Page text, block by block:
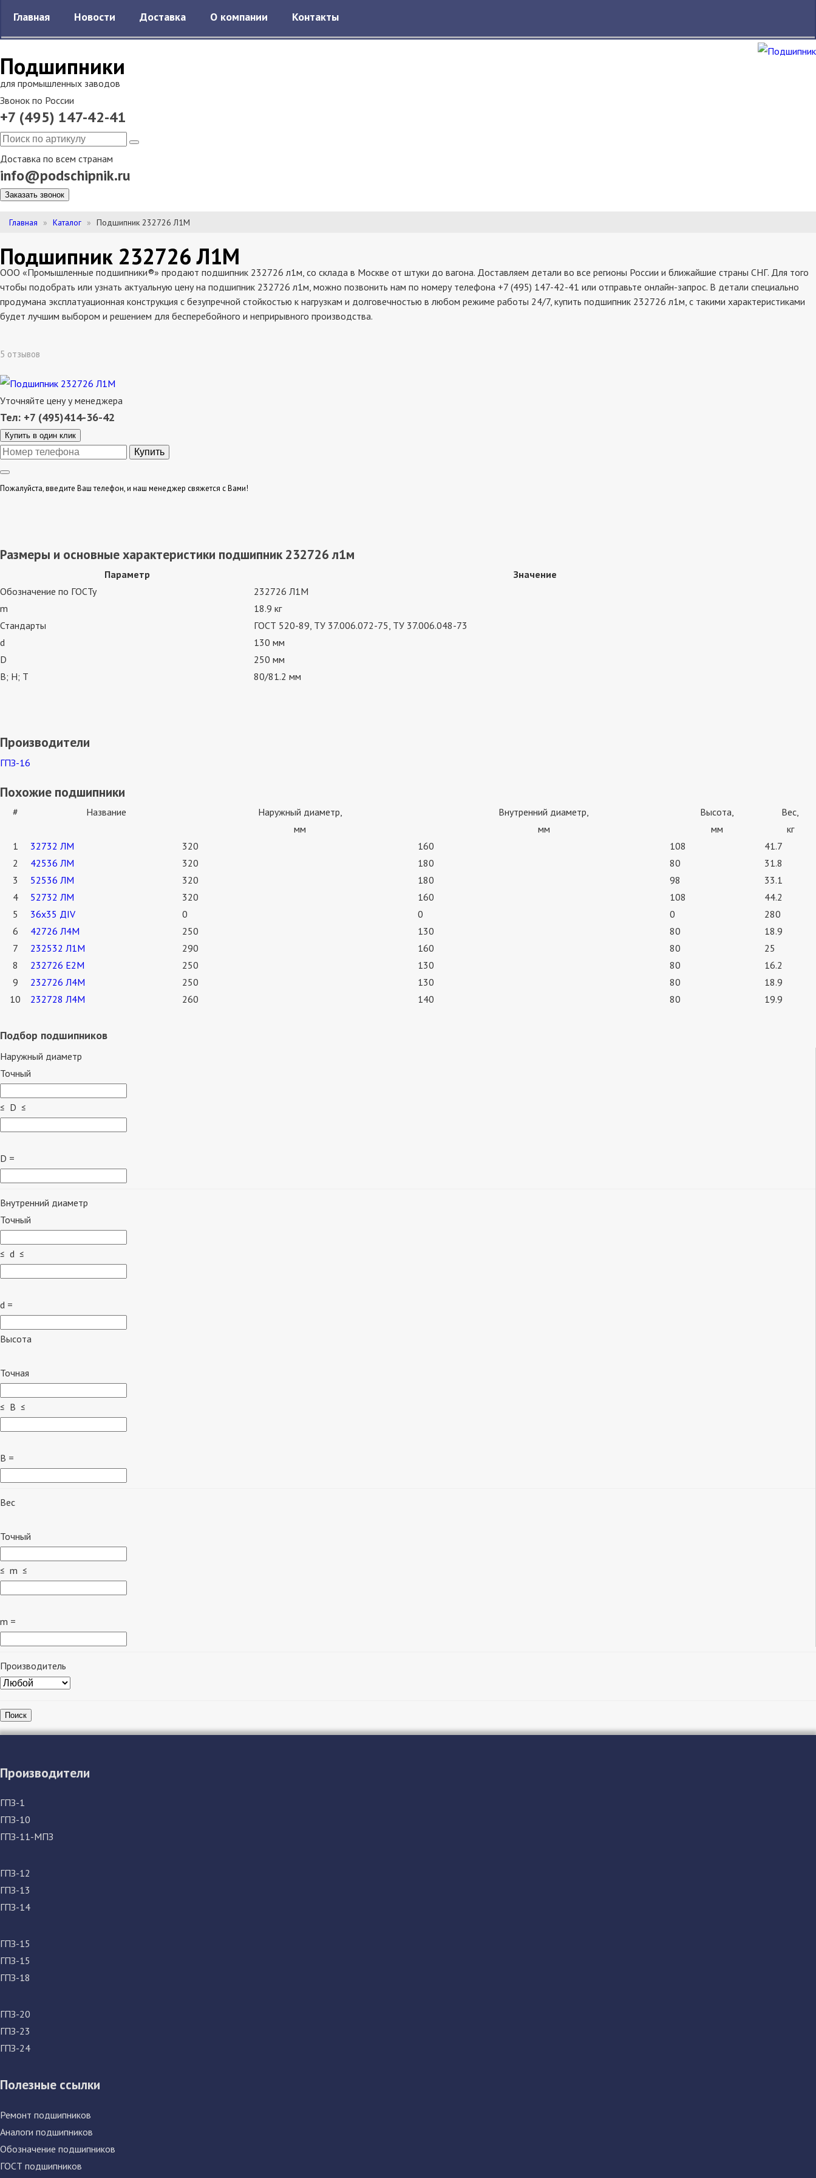
Подшипники
для промышленных заводов
Звонок по России
+7 (495) 147-42-41
Доставка по всем странам
info@podschipnik.ru
Заказать звонок
Главная Новости Доставка О компании Контакты
Главная Каталог Подшипник 232726 Л1М
Подшипник 232726 Л1М
ООО «Промышленные подшипники®» продают подшипник 232726 л1м, со склада в Москве от штуки до вагона. Доставляем детали во все регионы России и ближайшие страны СНГ. Для того
чтобы подобрать или узнать актуальную цену на подшипник 232726 л1м, можно позвонить нам по номеру телефона +7 (495) 147-42-41 или отправьте онлайн-запрос. В детали специально
продумана эксплатуационная конструкция с безупречной стойкостью к нагрузкам и долговечностью в любом режиме работы 24/7, купить подшипник 232726 л1м, с такими характеристиками
будет лучшим выбором и решением для бесперебойного и неприрывного производства.
5 отзывов
Уточняйте цену у менеджера
Тел: +7 (495)414-36-42
Купить в один клик
Пожалуйста, введите Ваш телефон, и наш менеджер свяжется с Вами!
Размеры и основные характеристики подшипник 232726 л1м
Параметр
Значение
Обозначение по ГОСТу
232726 Л1М
m
18.9 кг
Стандарты
ГОСТ 520-89, ТУ 37.006.072-75, ТУ 37.006.048-73
d
130 мм
D
250 мм
В; Н; Т
80/81.2 мм
Производители
ГПЗ-16
Похожие подшипники
# Название
Наружный диаметр,
мм
Внутренний диаметр,
мм
Высота,
мм
Вес,
кг
1
32732 ЛМ 320 160 108
41.7
2
42536 ЛМ 320 180 80
31.8
3
52536 ЛМ 320 180 98
33.1
4
52732 ЛМ 320 160 108
44.2
5
36х35 ДIV 0 0 0
280
6
42726 Л4М 250 130 80
18.9
7
232532 Л1М 290 160 80
25
8
232726 Е2М 250 130 80
16.2
9
232726 Л4М 250 130 80
18.9
10
232728 Л4М 260 140 80 19.9
Подбор подшипников
Наружный диаметр
Точный
≤ D ≤
D =
Внутренний диаметр
Точный
≤ d ≤
d =
Высота
Точная
≤ B ≤
B =
Вес
Точный
≤ m ≤
m =
Производитель
Поиск
Производители
ГПЗ-1
ГПЗ-10
ГПЗ-11-МПЗ
ГПЗ-12
ГПЗ-13
ГПЗ-14
ГПЗ-15
ГПЗ-15
ГПЗ-18
ГПЗ-20
ГПЗ-23
ГПЗ-24
Полезные ссылки
Ремонт подшипников
Аналоги подшипников
Обозначение подшипников
ГОСТ подшипников